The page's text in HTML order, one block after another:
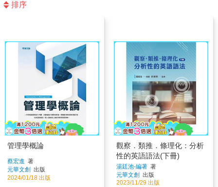
排序
管理學概論
蔡宏進 著
元華文創 出版
2024/01/18 出版
觀察．類推．條理化：分析
性的英語語法(下冊)
湯廷池-編著 著
元華文創 出版
2023/11/29 出版